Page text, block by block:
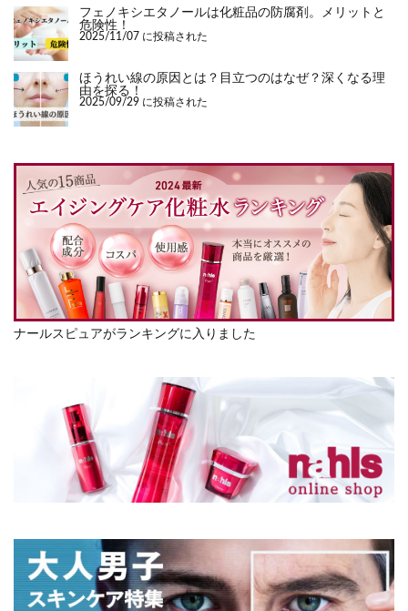
フェノキシエタノールは化粧品の防腐剤。メリットと
危険性！
2025/11/07 に投稿された
ほうれい線の原因とは？目立つのはなぜ？深くなる理
由を探る！
2025/09/29 に投稿された
ナールスピュアがランキングに入りました